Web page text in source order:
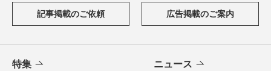
記事掲載のご依頼 広告掲載のご案内
特集 ニュース